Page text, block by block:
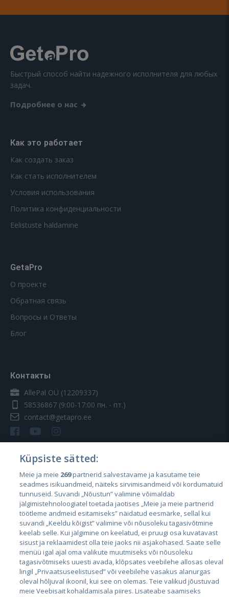
Быстрый способ найти надежного исполнителя для любых
задач.
Подробнее о нас
Как это работает
Как создать заказ
Как стать исполнителем
Условия использования
Политика конфиденциальности
Eelistuste haldamine
GetaPro
О проекте
Обратная связь
Вопросы и Ответы
Блог
Контакты
AllePal OÜ (12209337)
58536867 (9:00-17:00 пн. - пт.)
contact@getapro.ee
Страны
Эстония
Латвия
Литва
Küpsiste sätted:
Meie ja meie 269partnerid salvestavame ja kasutame teie
seadmes isikuandmeid, näiteks sirvimisandmeid või kordumatuid
tunnuseid. Suvandi „Nõustun” valimine võimaldab
jälgimistehnoloogiatel toetada jaotises „Meie ja meie partnerid
töötleme andmeid esitamiseks” näidatud eesmärke, sellal kui
suvandi „Keeldu kõigist” valimine või nõusoleku tagasivõtmine
keelab selle. Kui jälgimine on keelatud, ei pruugi osa kuvatavast
sisust ja reklaamidest olla teie jaoks nii asjakohased. Saate selle
menüü igal ajal oma valikute muutmiseks või nõusoleku
tagasivõtmiseks uuesti avada, klõpsates veebilehe allosas oleval
lingil „Privaatsuseelistused” või veebilehe vasakus alanurgas
oleval hõljuval ikoonil, kui see on olemas. Teie valikud jõustuvad
meie Veebisait kohaldamisala piires. Lisateabe saamiseks